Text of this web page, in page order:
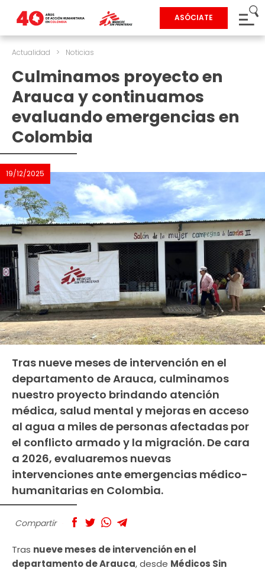
ASÓCIATE
Actualidad > Noticias
Culminamos proyecto en
Arauca y continuamos
evaluando emergencias en
Colombia
19/12/2025
Tras nueve meses de intervención en el
departamento de Arauca, culminamos
nuestro proyecto brindando atención
médica, salud mental y mejoras en acceso
al agua a miles de personas afectadas por
el conflicto armado y la migración. De cara
a 2026, evaluaremos nuevas
intervenciones ante emergencias médico-
humanitarias en Colombia.
Compartir
Tras nueve meses de intervención en el
departamento de Arauca, desde Médicos Sin